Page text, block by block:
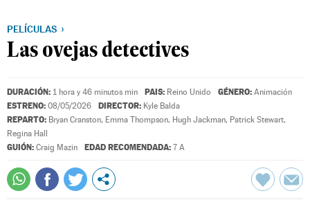
PELÍCULAS
Las ovejas detectives
DURACIÓN: 1 hora y 46 minutos min PAIS: Reino Unido GÉNERO: Animación
ESTRENO: 08/05/2026 DIRECTOR: Kyle Balda
REPARTO: Bryan Cranston, Emma Thompson, Hugh Jackman, Patrick Stewart,
Regina Hall
GUIÓN: Craig Mazin EDAD RECOMENDADA: 7 A